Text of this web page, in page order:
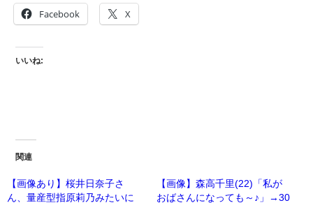
Facebook X
いいね:
関連
【画像あり】桜井日奈子さ
ん、量産型指原莉乃みたいに
【画像】森高千里(22)「私が
おばさんになっても～♪」→30